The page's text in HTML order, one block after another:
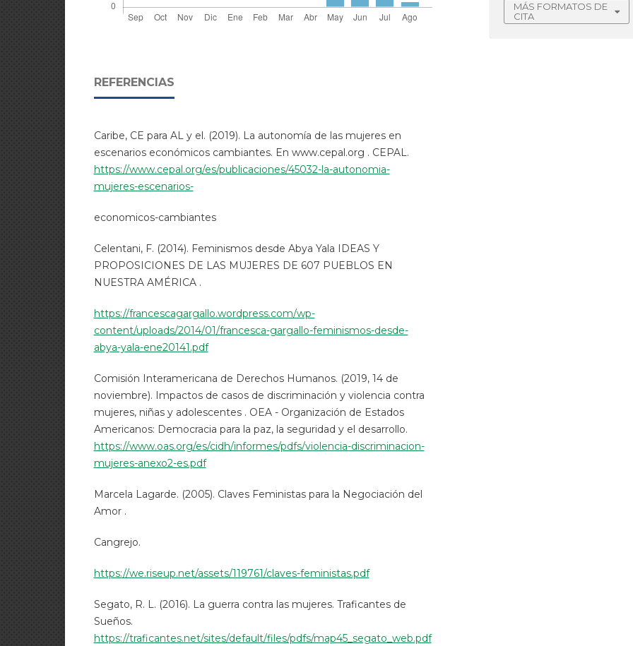
REFERENCIAS
Caribe, CE para AL y el. (2019). La autonomía de las mujeres en
escenarios económicos cambiantes. En www.cepal.org . CEPAL.
https://www.cepal.org/es/publicaciones/45032-la-autonomia-
mujeres-escenarios-
economicos-cambiantes
Celentani, F. (2014). Feminismos desde Abya Yala IDEAS Y
PROPOSICIONES DE LAS MUJERES DE 607 PUEBLOS EN
NUESTRA AMÉRICA .
https://francescagargallo.wordpress.com/wp-
content/uploads/2014/01/francesca-gargallo-feminismos-desde-
abya-yala-ene20141.pdf
Comisión Interamericana de Derechos Humanos. (2019, 14 de
noviembre). Impactos de casos de discriminación y violencia contra
mujeres, niñas y adolescentes . OEA - Organización de Estados
Americanos: Democracia para la paz, la seguridad y el desarrollo.
https://www.oas.org/es/cidh/informes/pdfs/violencia-discriminacion-
mujeres-anexo2-es.pdf
Marcela Lagarde. (2005). Claves Feministas para la Negociación del
Amor .
Cangrejo.
https://we.riseup.net/assets/119761/claves-feministas.pdf
Segato, R. L. (2016). La guerra contra las mujeres. Traficantes de
Sueños.
https://traficantes.net/sites/default/files/pdfs/map45_segato_web.pdf
MÁS FORMATOS DE
CITA